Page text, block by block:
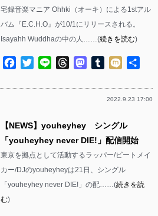
宅録音楽マニア Ohhki（オーキ）による1stアル
バム『E.C.H.O』が10/1にリリースされる。
Isayahh Wuddhaの中の人……(続きを読む)
Facebook
TwitterLine ThreadsMastodon
Tumblr
Mixi
2022.9.23 17:00
【NEWS】youheyhey シングル
「youheyhey never DIE!」配信開始
東京を拠点として活動するラッパー/ビートメイ
カー/DJのyouheyheyは21日、シングル
「youheyhey never DIE!」の配……(続きを読
む)